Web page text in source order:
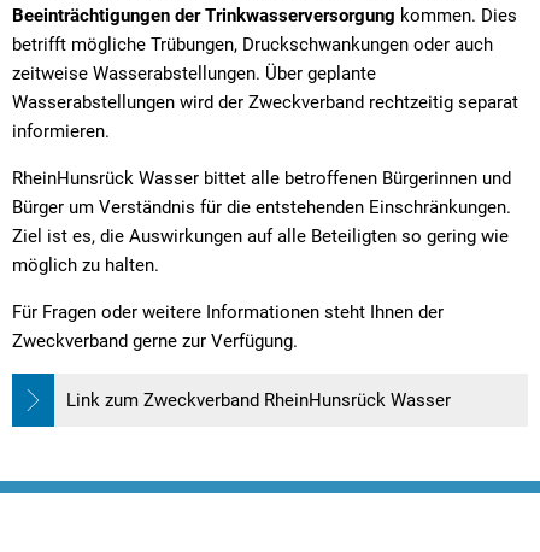
Beeinträchtigungen der Trinkwasserversorgung kommen. Dies
betrifft mögliche Trübungen, Druckschwankungen oder auch
zeitweise Wasserabstellungen. Über geplante
Wasserabstellungen wird der Zweckverband rechtzeitig separat
informieren.
RheinHunsrück Wasser bittet alle betroffenen Bürgerinnen und
Bürger um Verständnis für die entstehenden Einschränkungen.
Ziel ist es, die Auswirkungen auf alle Beteiligten so gering wie
möglich zu halten.
Für Fragen oder weitere Informationen steht Ihnen der
Zweckverband gerne zur Verfügung.
Link zum Zweckverband RheinHunsrück Wasser